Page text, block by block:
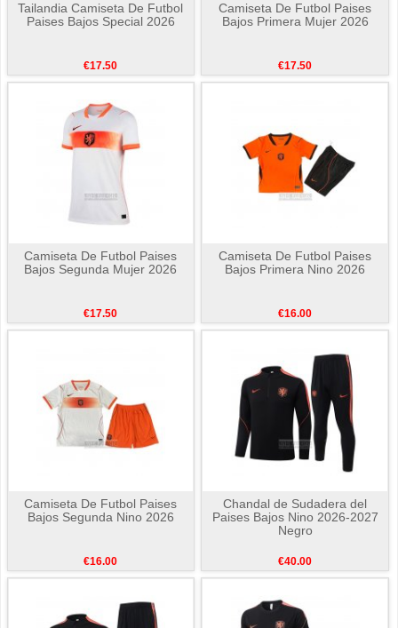
Tailandia Camiseta De Futbol
Paises Bajos Special 2026
€17.50
Camiseta De Futbol Paises
Bajos Primera Mujer 2026
€17.50
Camiseta De Futbol Paises
Bajos Segunda Mujer 2026
€17.50
Camiseta De Futbol Paises
Bajos Primera Nino 2026
€16.00
Camiseta De Futbol Paises
Bajos Segunda Nino 2026
€16.00
Chandal de Sudadera del
Paises Bajos Nino 2026-2027
Negro
€40.00